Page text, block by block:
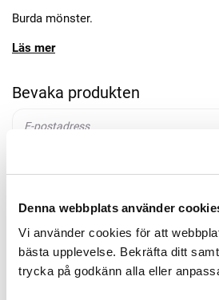
Denna webbplats använder
Vi använder cookies för att
bästa upplevelse. Bekräfta ditt
trycka på godkänn alla eller
Burda mönster.
Läs mer
Bevaka produkten
Bevaka
135,00kr